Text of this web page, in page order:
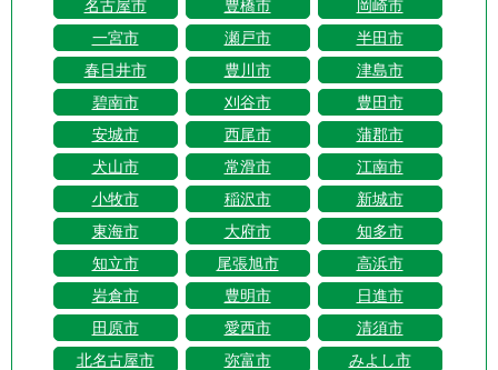
名古屋市 豊橋市
岡崎市
一宮市
瀬戸市
半田市
春日井市
豊川市
津島市
碧南市
刈谷市
豊田市
安城市
西尾市
蒲郡市
犬山市
常滑市
江南市
小牧市
稲沢市
新城市
東海市
大府市
知多市
知立市
尾張旭市
高浜市
岩倉市
豊明市
日進市
田原市
愛西市
清須市
北名古屋市
弥富市
みよし市